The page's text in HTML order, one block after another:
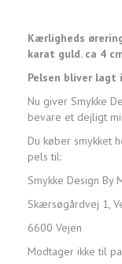
Kærligheds
karat guld. ca 4
Pelsen bliver lagt
Nu giver Smykke
bevare et dejligt
Du køber smykket
pels til:
Smykke Design By
Skærsøgårdvej 1,
6600 Vejen
Modtager ikke til